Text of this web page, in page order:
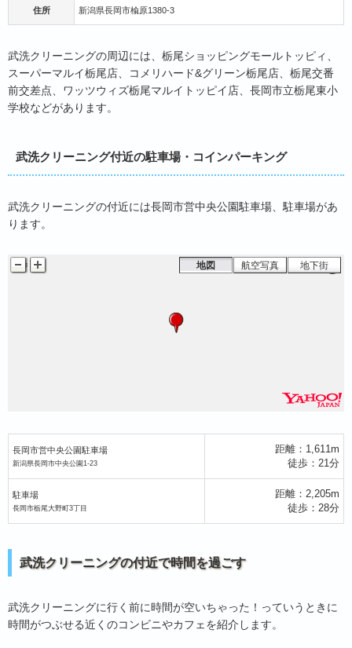
住所 新潟県長岡市楡原1380-3
武洗クリーニングの周辺には、栃尾ショッピングモールトッピィ、
スーパーマルイ栃尾店、コメリハード&グリーン栃尾店、栃尾交番
前交差点、ワッツウィズ栃尾マルイトッピイ店、長岡市立栃尾東小
学校などがあります。
武洗クリーニング付近の駐車場・コインパーキング
武洗クリーニングの付近には長岡市営中央公園駐車場、駐車場があ
ります。
地図 航空写真 地下街
長岡市営中央公園駐車場
新潟県長岡市中央公園1-23
距離：1,611m
徒歩：21分
駐車場
長岡市栃尾大野町3丁目
距離：2,205m
徒歩：28分
武洗クリーニングの付近で時間を過ごす
武洗クリーニングに行く前に時間が空いちゃった！っていうときに
時間がつぶせる近くのコンビニやカフェを紹介します。